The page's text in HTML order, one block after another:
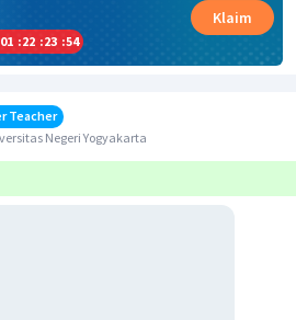
01 :22 :23 :54
Klaim
Teacher
Negeri Yogyakarta